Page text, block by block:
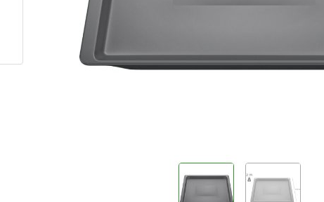
00312478 00312477 ( 4 x 45g )
Ersatz für 00312194
7,95 €
44,17 € pro 1 kg
13,55 €